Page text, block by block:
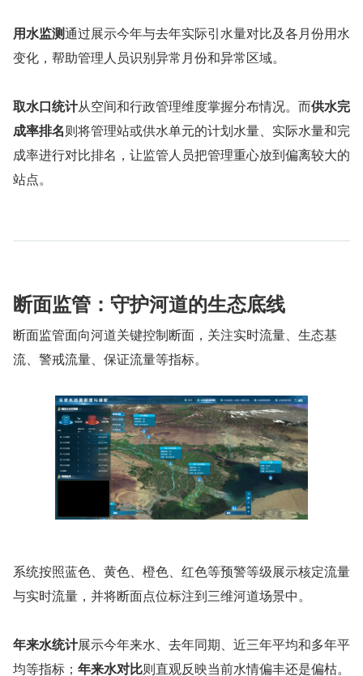
用水监测通过展示今年与去年实际引水量对比及各月份用水
变化，帮助管理人员识别异常月份和异常区域。
取水口统计从空间和行政管理维度掌握分布情况。而供水完
成率排名则将管理站或供水单元的计划水量、实际水量和完
成率进行对比排名，让监管人员把管理重心放到偏离较大的
站点。
断面监管：守护河道的生态底线
断面监管面向河道关键控制断面，关注实时流量、生态基
流、警戒流量、保证流量等指标。
系统按照蓝色、黄色、橙色、红色等预警等级展示核定流量
与实时流量，并将断面点位标注到三维河道场景中。
年来水统计展示今年来水、去年同期、近三年平均和多年平
均等指标； 年来水对比则直观反映当前水情偏丰还是偏枯。